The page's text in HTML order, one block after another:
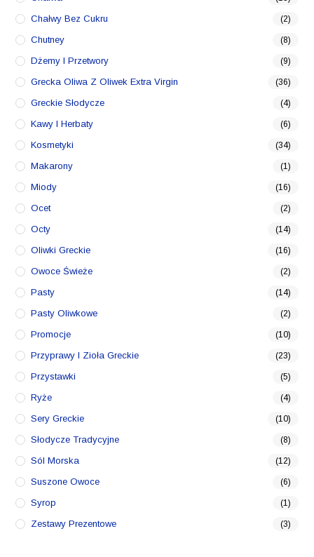
Chałwy Bez Cukru (2)
Chutney (8)
Dżemy I Przetwory (9)
Grecka Oliwa Z Oliwek Extra Virgin (36)
Greckie Słodycze (4)
Kawy I Herbaty (6)
Kosmetyki (34)
Makarony (1)
Miody (16)
Ocet (2)
Octy (14)
Oliwki Greckie (16)
Owoce Świeże (2)
Pasty (14)
Pasty Oliwkowe (2)
Promocje (10)
Przyprawy I Zioła Greckie (23)
Przystawki (5)
Ryże (4)
Sery Greckie (10)
Słodycze Tradycyjne (8)
Sól Morska (12)
Suszone Owoce (6)
Syrop (1)
Zestawy Prezentowe (3)